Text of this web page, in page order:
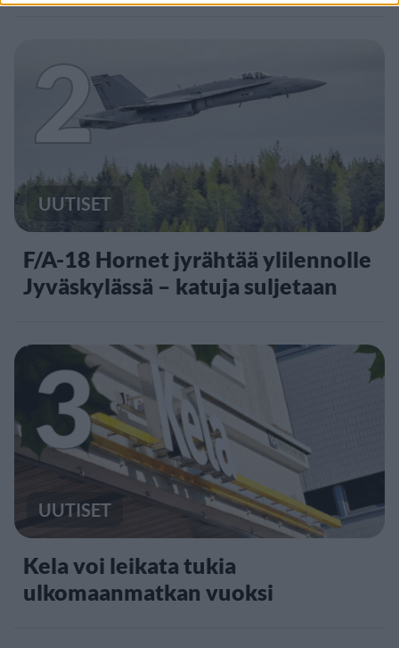
2
UUTISET
F/A-18 Hornet jyrähtää ylilennolle
Jyväskylässä – katuja suljetaan
3
UUTISET
Kela voi leikata tukia
ulkomaanmatkan vuoksi